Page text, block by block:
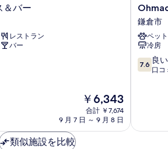
＆バー
レストラン
バー
現
在
の
￥6,343
合計 ￥7,674
9 月 7 日 ～ 9 月 8 日
Junxion
鎌
倉
市
鎌倉市
ペッ
冷房
10
段
口
7.6 良い
口コ
類似施設を比較